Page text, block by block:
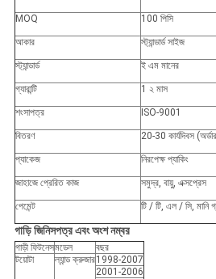
MOQ 100 পিসি
আকার স্ট্যান্ডার্ড সাইজ
স্ট্যান্ডার্ড ই এম মানের
গ্যারান্টি 1 ২ মাস
শংসাপত্র ISO-9001
বিতরণ 20-30 কার্যদিবস
প্যাকেজ নিরপেক্ষ প্যাকিং
জাহাজে প্রেরিত কাজ সমুদ্র, বায়ু, এক্সপ্রেস
পেমেন্ট টি / টি, এল / সি, মানি
গাড়িজিনিসপত্র এবং অংশ নম্বর
গাড়ী ফিটনেসমডেল
বছর
টয়োটা
ল্যান্ড ক্রুজার1998-2007
2001-2006